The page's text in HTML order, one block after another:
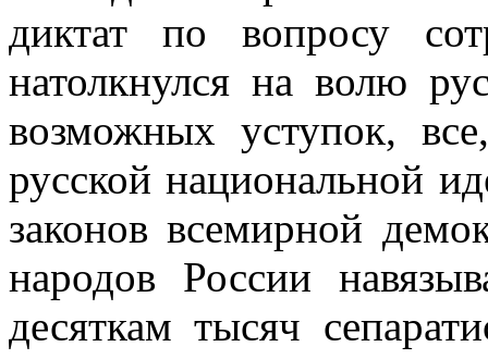
диктат по вопросу
натолкнулся на волю
возможных уступок,
русской национальной
законов всемирной
народов России
десяткам тысяч